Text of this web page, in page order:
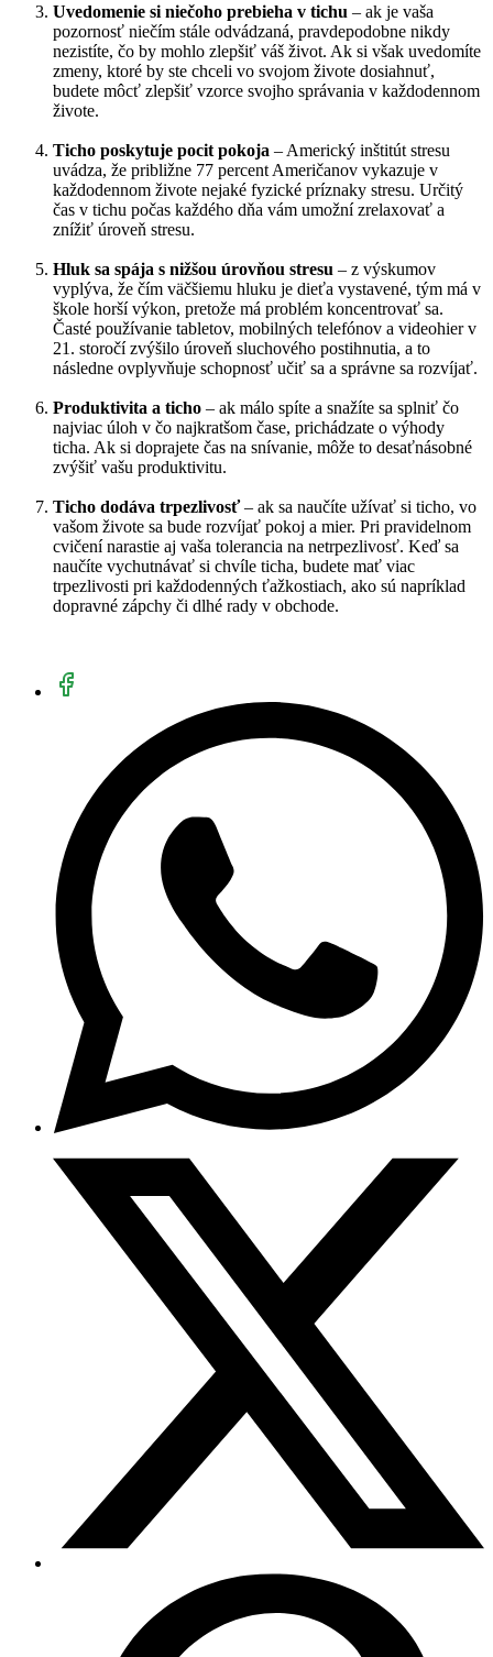
Uvedomenie si niečoho prebieha v tichu – ak je vaša
pozornosť niečím stále odvádzaná, pravdepodobne nikdy
nezistíte, čo by mohlo zlepšiť váš život. Ak si však uvedomíte
zmeny, ktoré by ste chceli vo svojom živote dosiahnuť,
budete môcť zlepšiť vzorce svojho správania v každodennom
živote.
Ticho poskytuje pocit pokoja – Americký inštitút stresu
uvádza, že približne 77 percent Američanov vykazuje v
každodennom živote nejaké fyzické príznaky stresu. Určitý
čas v tichu počas každého dňa vám umožní zrelaxovať a
znížiť úroveň stresu.
Hluk sa spája s nižšou úrovňou stresu – z výskumov
vyplýva, že čím väčšiemu hluku je dieťa vystavené, tým má v
škole horší výkon, pretože má problém koncentrovať sa.
Časté používanie tabletov, mobilných telefónov a videohier v
21. storočí zvýšilo úroveň sluchového postihnutia, a to
následne ovplyvňuje schopnosť učiť sa a správne sa rozvíjať.
Produktivita a ticho – ak málo spíte a snažíte sa splniť čo
najviac úloh v čo najkratšom čase, prichádzate o výhody
ticha. Ak si doprajete čas na snívanie, môže to desaťnásobné
zvýšiť vašu produktivitu.
Ticho dodáva trpezlivosť– ak sa naučíte užívať si ticho, vo
vašom živote sa bude rozvíjať pokoj a mier. Pri pravidelnom
cvičení narastie aj vaša tolerancia na netrpezlivosť. Keď sa
naučíte vychutnávať si chvíle ticha, budete mať viac
trpezlivosti pri každodenných ťažkostiach, ako sú napríklad
dopravné zápchy či dlhé rady v obchode.